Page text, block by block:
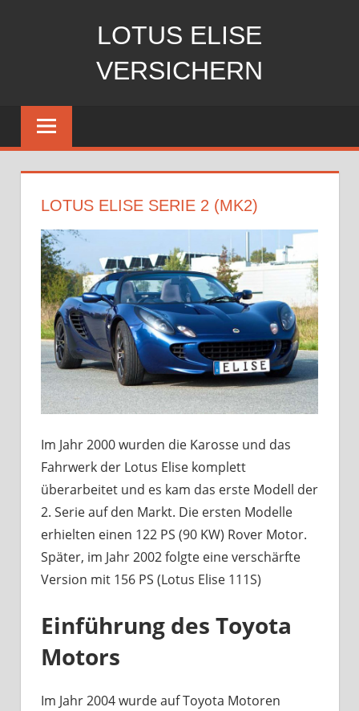
LOTUS ELISE
VERSICHERN
Von
den
Experten
Versicherung
Hannover
LOTUS ELISE SERIE 2 (MK2)
Im Jahr 2000 wurden die Karosse und das
Fahrwerk der Lotus Elise komplett
überarbeitet und es kam das erste Modell der
2. Serie auf den Markt. Die ersten Modelle
erhielten einen 122 PS (90 KW) Rover Motor.
Später, im Jahr 2002 folgte eine verschärfte
Version mit 156 PS (Lotus Elise 111S)
Einführung des Toyota
Motors
Im Jahr 2004 wurde auf Toyota Motoren